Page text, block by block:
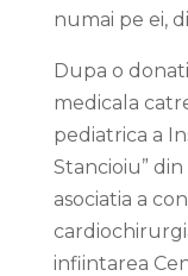
numai pe ei,
Dupa o
medicala
pediatrica a
Stancioiu”
asociatia a
infiintarea